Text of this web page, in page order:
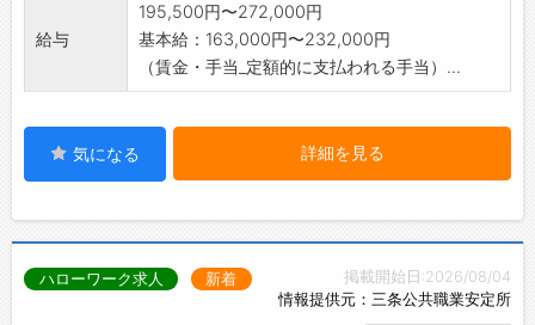
給与
195,500円〜272,000円
基本給：163,000円〜232,000円
（賃金・手当_定額的に支払われる手当）...
気になる 詳細を見る
掲載開始日:2026/08/04
情報提供元：三条公共職業安定所
ハローワーク求人 新着